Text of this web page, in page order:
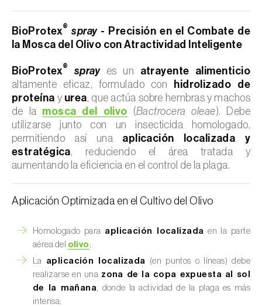
BioProtex® spray- Precisión en el Combate de
la Mosca del Olivo con Atractividad Inteligente
BioProtex® sprayes un atrayente alimenticio
altamente eficaz, formulado con
hidrolizado de
proteína y urea, que actúa sobre hembras y machos
de la mosca del olivo (Bactrocera oleae). Debe
utilizarse junto con un insecticida homologado,
permitiendo así una aplicación localizada y
estratégica, reduciendo el área tratada y
aumentando la eficiencia en el control de la plaga.
Aplicación Optimizada en el Cultivo del Olivo
Homologado para aplicación localizada en la parte
aérea del olivo ;
La aplicación localizada
(en puntos o líneas) debe
realizarse en una zona de la copa expuesta al sol
de la mañana, donde la actividad de la plaga es más
intensa;